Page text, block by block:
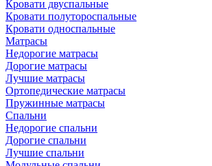
Кровати двуспальные
Кровати полутороспальные
Кровати односпальные
Матрасы
Недорогие матрасы
Дорогие матрасы
Лучшие матрасы
Ортопедические матрасы
Пружинные матрасы
Cпальни
Недорогие спальни
Дорогие спальни
Лучшие спальни